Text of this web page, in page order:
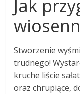
Jak
Stworzenie
trudnego!
kruche liście
oraz chrupiące,